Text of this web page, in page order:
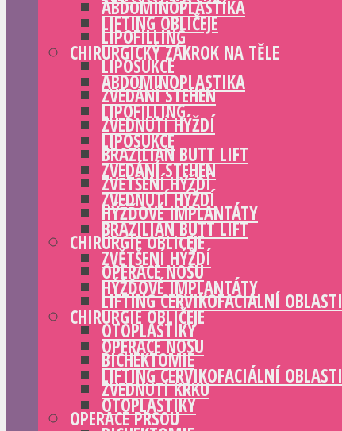
ABDOMINOPLASTIKA
LIPOFILLING
LIPOSUKCE
ZVEDÁNÍ STEHEN
ZVEDNUTÍ HÝŽDÍ
BRAZILIAN BUTT LIFT
ZVĚTŠENÍ HÝŽDÍ
HÝŽĎOVÉ IMPLANTÁTY
CHIRURGIE OBLIČEJE
OPERACE NOSU
LIFTING CERVIKOFACIÁLNÍ OBLASTI
OTOPLASTIKY
BICHEKTOMIE
ZVEDNUTÍ KRKU
OPERACE PRSOU
LIFTING OBLIČEJE
CHIRURGICKÝ ZÁKROK NA TĚLE
ABDOMINOPLASTIKA
LIPOFILLING
LIPOSUKCE
ZVEDÁNÍ STEHEN
ZVEDNUTÍ HÝŽDÍ
BRAZILIAN BUTT LIFT
ZVĚTŠENÍ HÝŽDÍ
HÝŽĎOVÉ IMPLANTÁTY
CHIRURGIE OBLIČEJE
OPERACE NOSU
LIFTING CERVIKOFACIÁLNÍ OBLASTI
OTOPLASTIKY